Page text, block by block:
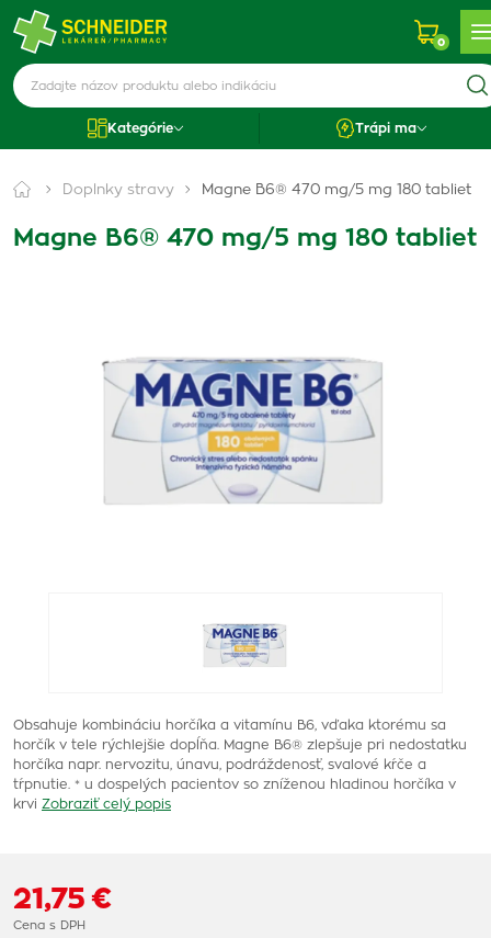
0
Kategórie Trápi ma
Doplnky stravy Magne B6® 470 mg/5 mg 180 tabliet
Magne B6® 470 mg/5 mg 180 tabliet
Obsahuje kombináciu horčíka a vitamínu B6, vďaka ktorému sa
horčík v tele rýchlejšie dopĺňa. Magne B6® zlepšuje pri nedostatku
horčíka napr. nervozitu, únavu, podráždenosť, svalové kŕče a
tŕpnutie. * u dospelých pacientov so zníženou hladinou horčíka v
krvi Zobraziť celý popis
21,75 €
Cena s DPH